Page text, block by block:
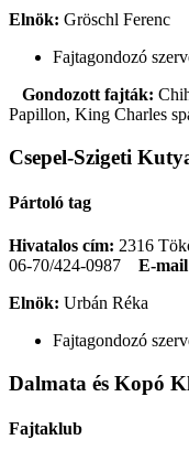
Elnök: Gröschl Ferenc
Fajtagondozó
Gondozott fajták:
Papillon, King Charles
Csepel-Szigeti
Pártoló tag
Hivatalos cím: 2316
06-70/424-0987
E-
Elnök: Urbán Réka
Fajtagondozó
Dalmata és Kopó
Fajtaklub